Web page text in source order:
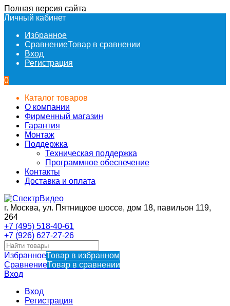
Полная версия сайта
Личный кабинет
Избранное
СравнениеТовар в сравнении
Вход
Регистрация
0
Каталог товаров
О компании
Фирменный магазин
Гарантия
Монтаж
Поддержка
Техническая поддержка
Программное обеспечение
Контакты
Доставка и оплата
г. Москва, ул. Пятницкое шоссе, дом 18, павильон 119,
264
+7 (495) 518-40-61
+7 (926) 627-27-26
ИзбранноеТовар в избранном
СравнениеТовар в сравнении
Вход
Вход
Регистрация